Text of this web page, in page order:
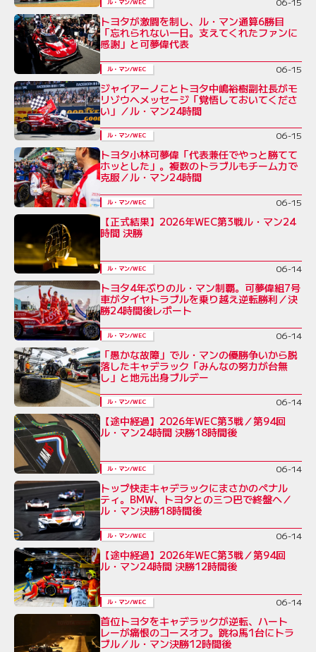
ル・マン/WEC
トヨタが激闘を制し、ル・マン通算6勝目
「忘れられない一日。支えてくれたファンに
感謝」と可夢偉代表
ル・マン/WEC 06-15
ジャイアーノことトヨタ中嶋裕樹副社長がモ
リゾウへメッセージ「覚悟しておいてくださ
い」／ル・マン24時間
ル・マン/WEC 06-15
トヨタ小林可夢偉「代表兼任でやっと勝てて
ホッとした」。複数のトラブルもチーム力で
克服／ル・マン24時間
ル・マン/WEC 06-15
【正式結果】2026年WEC第3戦ル・マン24
時間 決勝
ル・マン/WEC 06-14
トヨタ4年ぶりのル・マン制覇。可夢偉組7号
車がタイヤトラブルを乗り越え逆転勝利／決
勝24時間後レポート
ル・マン/WEC 06-14
「愚かな故障」でル・マンの優勝争いから脱
落したキャデラック「みんなの努力が台無
し」と地元出身ブルデー
ル・マン/WEC 06-14
【途中経過】2026年WEC第3戦／第94回
ル・マン24時間 決勝18時間後
ル・マン/WEC 06-14
トップ快走キャデラックにまさかのペナル
ティ。BMW、トヨタとの三つ巴で終盤へ／
ル・マン決勝18時間後
ル・マン/WEC 06-14
【途中経過】2026年WEC第3戦／第94回
ル・マン24時間 決勝12時間後
ル・マン/WEC 06-14
首位トヨタをキャデラックが逆転、ハート
レーが痛恨のコースオフ。跳ね馬1台にトラ
ブル／ル・マン決勝12時間後